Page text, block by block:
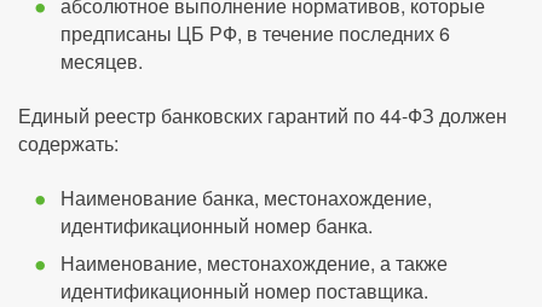
абсолютное выполнение нормативов, которые
предписаны ЦБ РФ, в течение последних 6
месяцев.
Единый реестр банковских гарантий по 44-ФЗ должен
содержать:
Наименование банка, местонахождение,
идентификационный номер банка.
Наименование, местонахождение, а также
идентификационный номер поставщика.